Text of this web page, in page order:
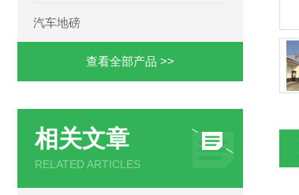
汽车地磅
查看全部产品 >>
相关文章
RELATED ARTICLES